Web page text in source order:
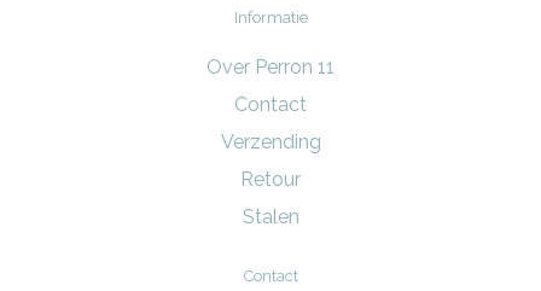
Informatie
Over Perron 11
Contact
Verzending
Retour
Stalen
Contact